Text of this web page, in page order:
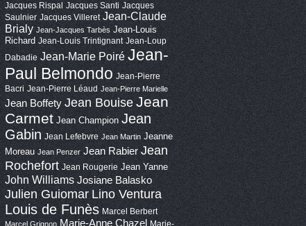
Jacques Rispal Jacques Santi Jacques
Saulnier Jacques Villeret Jean-Claude
Brialy Jean-Jacques Tarbès Jean-Louis
Richard Jean-Louis Trintignant Jean-Loup
Dabadie Jean-Marie Poiré Jean-
Paul Belmondo Jean-Pierre
Bacri Jean-Pierre Léaud Jean-Pierre Marielle
Jean Boffety Jean BouiseJean
Carmet Jean Champion Jean
Gabin Jean Lefebvre Jean Martin Jeanne
Moreau Jean Penzer Jean Rabier Jean
Rochefort Jean Rougerie Jean Yanne
John Williams Josiane Balasko
Julien Guiomar Lino Ventura
Louis de Funès Marcel Berbert
Marcel Grignon Marie-Anne Chazel
Marie-